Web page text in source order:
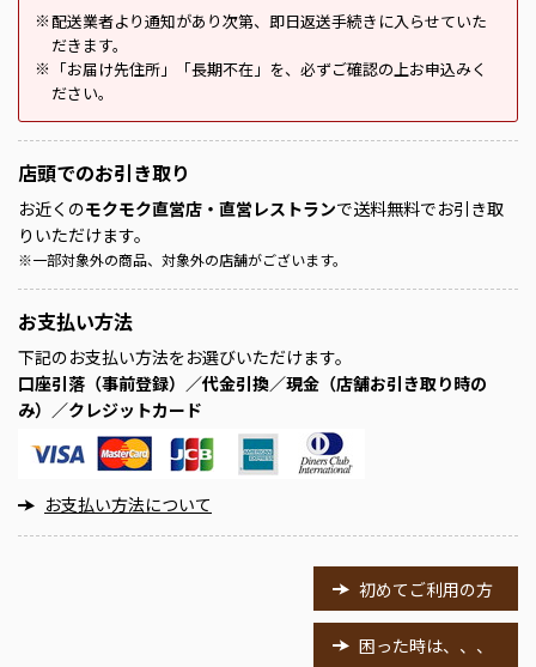
※ 配送業者より通知があり次第、即日返送手続きに入らせていた
だきます。
※
「お届け先住所」「長期不在」を、必ずご確認の上お申込みく
ださい。
店頭でのお引き取り
お近くのモクモク直営店・直営レストランで送料無料でお引き取
りいただけます。
※一部対象外の商品、対象外の店舗がございます。
お支払い方法
下記のお支払い方法をお選びいただけます。
口座引落（事前登録）／代金引換／現金（店舗お引き取り時の
み）／クレジットカード
お支払い方法について
初めてご利用の方
困った時は、、、